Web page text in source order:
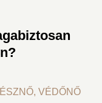
VÉDŐNŐ